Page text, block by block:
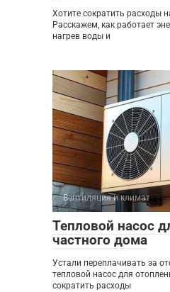
Хотите сократить расходы
Расскажем, как работает
нагрев воды и
Вентиляция и климат
Тепловой насос
частного дома
Устали переплачивать за
тепловой насос для
сократить расходы